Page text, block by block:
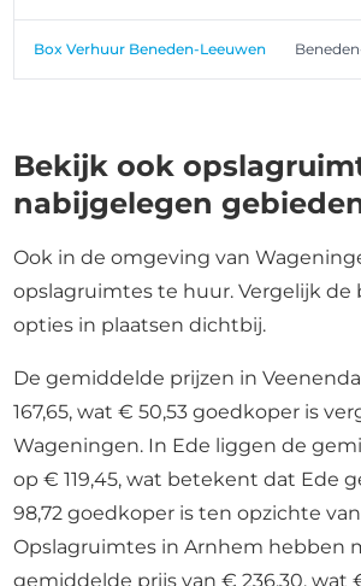
Box Verhuur Beneden-Leeuwen
Bekijk ook
nabijgelegen
Ook in de omgeving van
opslagruimtes te huur. Vergelijk de
opties in plaatsen dichtbij.
De gemiddelde prijzen in
167,65, wat € 50,53 goedkoper is
Wageningen. In Ede liggen de
op € 119,45, wat betekent dat Ede
98,72 goedkoper is ten opzichte
Opslagruimtes in Arnhem hebben
gemiddelde prijs van € 236,30, wat